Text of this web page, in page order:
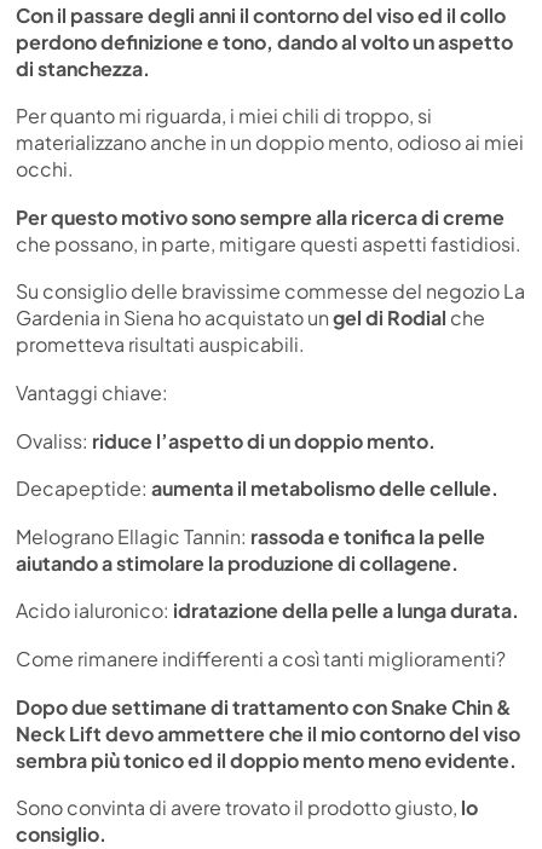
Con il passare degli anni il contorno del viso ed il collo
perdono definizione e tono, dando al volto un aspetto
di stanchezza.
Per quanto mi riguarda, i miei chili di troppo, si
materializzano anche in un doppio mento, odioso ai miei
occhi.
Per questo motivo sono sempre alla ricerca di creme
che possano, in parte, mitigare questi aspetti fastidiosi.
Su consiglio delle bravissime commesse del negozio La
Gardenia in Siena ho acquistato ungel di Rodial che
prometteva risultati auspicabili.
Vantaggi chiave:
Ovaliss: riduce l’aspetto di un doppio mento.
Decapeptide:aumenta il metabolismo delle cellule.
Melograno Ellagic Tannin: rassoda e tonifica la pelle
aiutando a stimolare la produzione di collagene.
Acido ialuronico: idratazione della pelle a lunga durata.
Come rimanere indifferenti a così tanti miglioramenti?
Dopo due settimane di trattamento con Snake Chin &
Neck Lift devo ammettere che il mio contorno del viso
sembra più tonico ed il doppio mento meno evidente.
Sono convinta di avere trovato il prodotto giusto, lo
consiglio.